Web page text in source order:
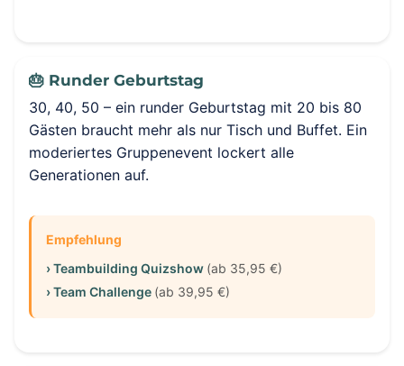
🎂 Runder Geburtstag
30, 40, 50 – ein runder Geburtstag mit 20 bis 80
Gästen braucht mehr als nur Tisch und Buffet. Ein
moderiertes Gruppenevent lockert alle
Generationen auf.
Empfehlung
› Teambuilding Quizshow (ab 35,95 €)
› Team Challenge (ab 39,95 €)